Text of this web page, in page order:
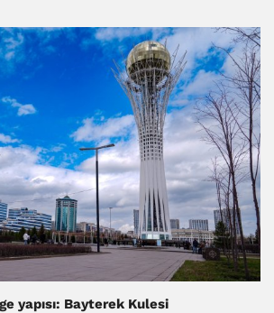
yapısı: Bayterek Kulesi